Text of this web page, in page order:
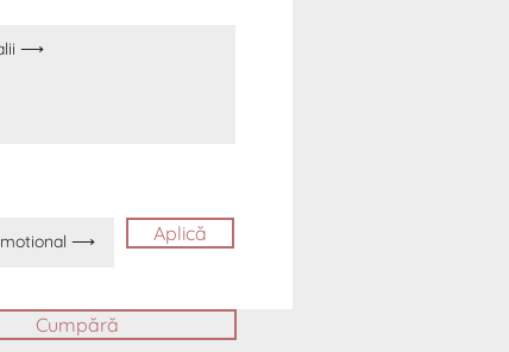
Aplică
Cumpără